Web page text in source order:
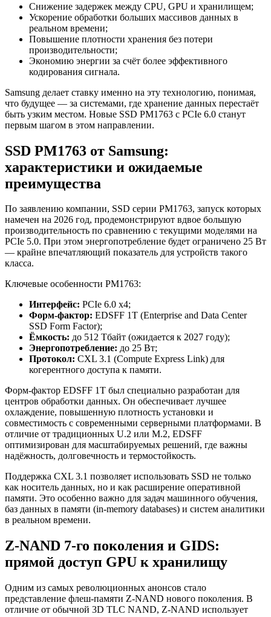
Снижение задержек между CPU, GPU и хранилищем;
Ускорение обработки больших массивов данных в
реальном времени;
Повышение плотности хранения без потери
производительности;
Экономию энергии за счёт более эффективного
кодирования сигнала.
Samsung делает ставку именно на эту технологию, понимая,
что будущее — за системами, где хранение данных перестаёт
быть узким местом. Новые SSD PM1763 с PCIe 6.0 станут
первым шагом в этом направлении.
SSD PM1763 от Samsung:
характеристики и ожидаемые
преимущества
По заявлению компании, SSD серии PM1763, запуск которых
намечен на 2026 год, продемонстрируют вдвое большую
производительность по сравнению с текущими моделями на
PCIe 5.0. При этом энергопотребление будет ограничено 25 Вт
— крайне впечатляющий показатель для устройств такого
класса.
Ключевые особенности PM1763:
Интерфейс: PCIe 6.0 x4;
Форм-фактор: EDSFF 1T (Enterprise and Data Center
SSD Form Factor);
Ёмкость: до 512 Тбайт (ожидается к 2027 году);
Энергопотребление: до 25 Вт;
Протокол: CXL 3.1 (Compute Express Link) для
когерентного доступа к памяти.
Форм-фактор EDSFF 1T был специально разработан для
центров обработки данных. Он обеспечивает лучшее
охлаждение, повышенную плотность установки и
совместимость с современными серверными платформами. В
отличие от традиционных U.2 или M.2, EDSFF
оптимизирован для масштабируемых решений, где важны
надёжность, долговечность и термостойкость.
Поддержка CXL 3.1 позволяет использовать SSD не только
как носитель данных, но и как расширение оперативной
памяти. Это особенно важно для задач машинного обучения,
баз данных в памяти (in-memory databases) и систем аналитики
в реальном времени.
Z-NAND 7-го поколения и GIDS:
прямой доступ GPU к хранилищу
Одним из самых революционных анонсов стало
представление флеш-памяти Z-NAND нового поколения. В
отличие от обычной 3D TLC NAND, Z-NAND использует